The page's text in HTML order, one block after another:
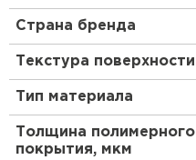
Страна бренда
Текстура поверхности
Тип материала
Толщина полимерного
покрытия, мкм